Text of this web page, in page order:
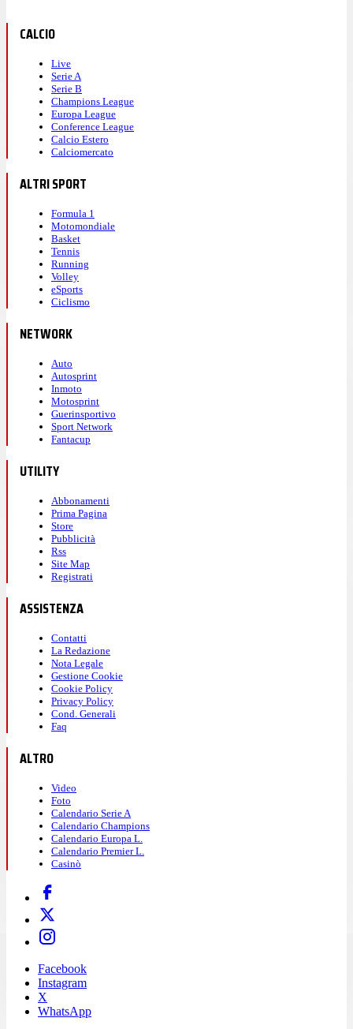
CALCIO
Live
Serie A
Serie B
Champions League
Europa League
Conference League
Calcio Estero
Calciomercato
ALTRI SPORT
Formula 1
Motomondiale
Basket
Tennis
Running
Volley
eSports
Ciclismo
NETWORK
Auto
Autosprint
Inmoto
Motosprint
Guerinsportivo
Sport Network
Fantacup
UTILITY
Abbonamenti
Prima Pagina
Store
Pubblicità
Rss
Site Map
Registrati
ASSISTENZA
Contatti
La Redazione
Nota Legale
Gestione Cookie
Cookie Policy
Privacy Policy
Cond. Generali
Faq
ALTRO
Video
Foto
Calendario Serie A
Calendario Champions
Calendario Europa L.
Calendario Premier L.
Casinò
Facebook
Instagram
X
WhatsApp